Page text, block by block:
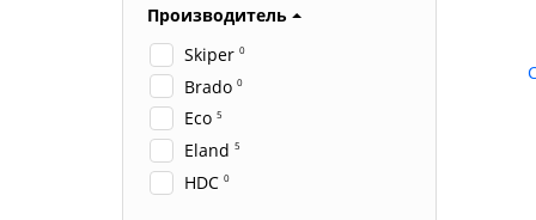
Производитель
Skiper 0
Brado 0
Eco 5
Eland 5
HDC 0